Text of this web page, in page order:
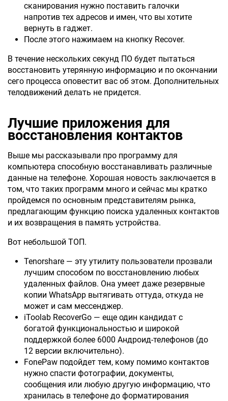
сканирования нужно поставить галочки
напротив тех адресов и имен, что вы хотите
вернуть в гаджет.
После этого нажимаем на кнопку Recover.
В течение нескольких секунд ПО будет пытаться
восстановить утерянную информацию и по окончании
сего процесса оповестит вас об этом. Дополнительных
телодвижений делать не придется.
Лучшие приложения для
восстановления контактов
Выше мы рассказывали про программу для
компьютера способную восстанавливать различные
данные на телефоне. Хорошая новость заключается в
том, что таких программ много и сейчас мы кратко
пройдемся по основным представителям рынка,
предлагающим функцию поиска удаленных контактов
и их возвращения в память устройства.
Вот небольшой ТОП.
Tenorshare — эту утилиту пользователи прозвали
лучшим способом по восстановлению любых
удаленных файлов. Она умеет даже резервные
копии WhatsApp вытягивать оттуда, откуда не
может и сам мессенджер.
iToolab RecoverGo — еще один кандидат с
богатой функциональностью и широкой
поддержкой более 6000 Андроид-телефонов (до
12 версии включительно).
FonePaw подойдет тем, кому помимо контактов
нужно спасти фотографии, документы,
сообщения или любую другую информацию, что
хранилась в телефоне до форматирования